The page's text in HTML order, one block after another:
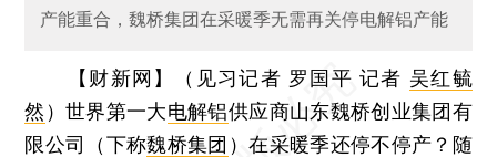
产能重合，魏桥集团在采暖季无需再关停电解铝产能
【财新网】（见习记者 罗国平 记者 吴红毓
然 ）世界第一大电解铝供应商山东魏桥创业集团有
限公司（下称魏桥集团 ）在采暖季还停不停产？随